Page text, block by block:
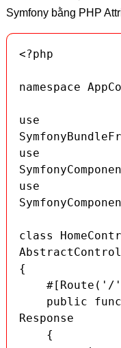
Symfony bằng PHP
<?php
namespace
use
use
use
class
{
Response